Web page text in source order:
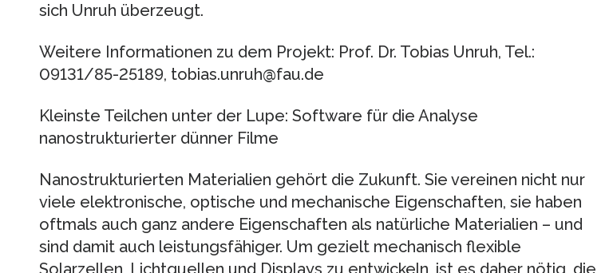
sich Unruh überzeugt.
Weitere Informationen zu dem Projekt: Prof. Dr. Tobias Unruh, Tel.:
09131/85-25189, tobias.unruh@fau.de
Kleinste Teilchen unter der Lupe: Software für die Analyse
nanostrukturierter dünner Filme
Nanostrukturierten Materialien gehört die Zukunft. Sie vereinen nicht nur
viele elektronische, optische und mechanische Eigenschaften, sie haben
oftmals auch ganz andere Eigenschaften als natürliche Materialien – und
sind damit auch leistungsfähiger. Um gezielt mechanisch flexible